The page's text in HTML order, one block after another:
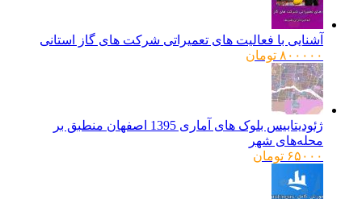
آشنایی با فعالیت های تعمیراتی شرکت های گاز استانی
۸۰۰۰۰۰ تومان
ژئودیتابیس بلوک های آماری 1395 اصفهان منطبق بر
محله‌های شهر
۶۵۰۰۰ تومان